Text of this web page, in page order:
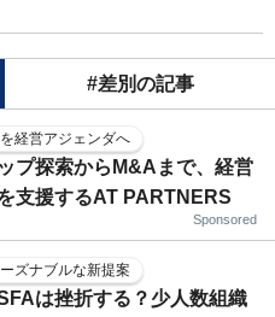
#差別の記事
経営アジェンダへ
プ探索からM&Aまで、経営
支援するAT PARTNERS
Sponsored
ズナブルな新提案
は挫折する？少人数組織